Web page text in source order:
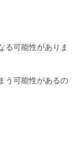
る可能性がありま
う可能性があるの